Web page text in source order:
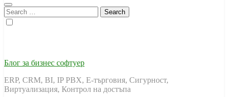
Search
for:
Блог за бизнес софтуер
ERP, CRM, BI, IP PBX, Е-търговия, Сигурност,
Виртуализация, Контрол на достъпа